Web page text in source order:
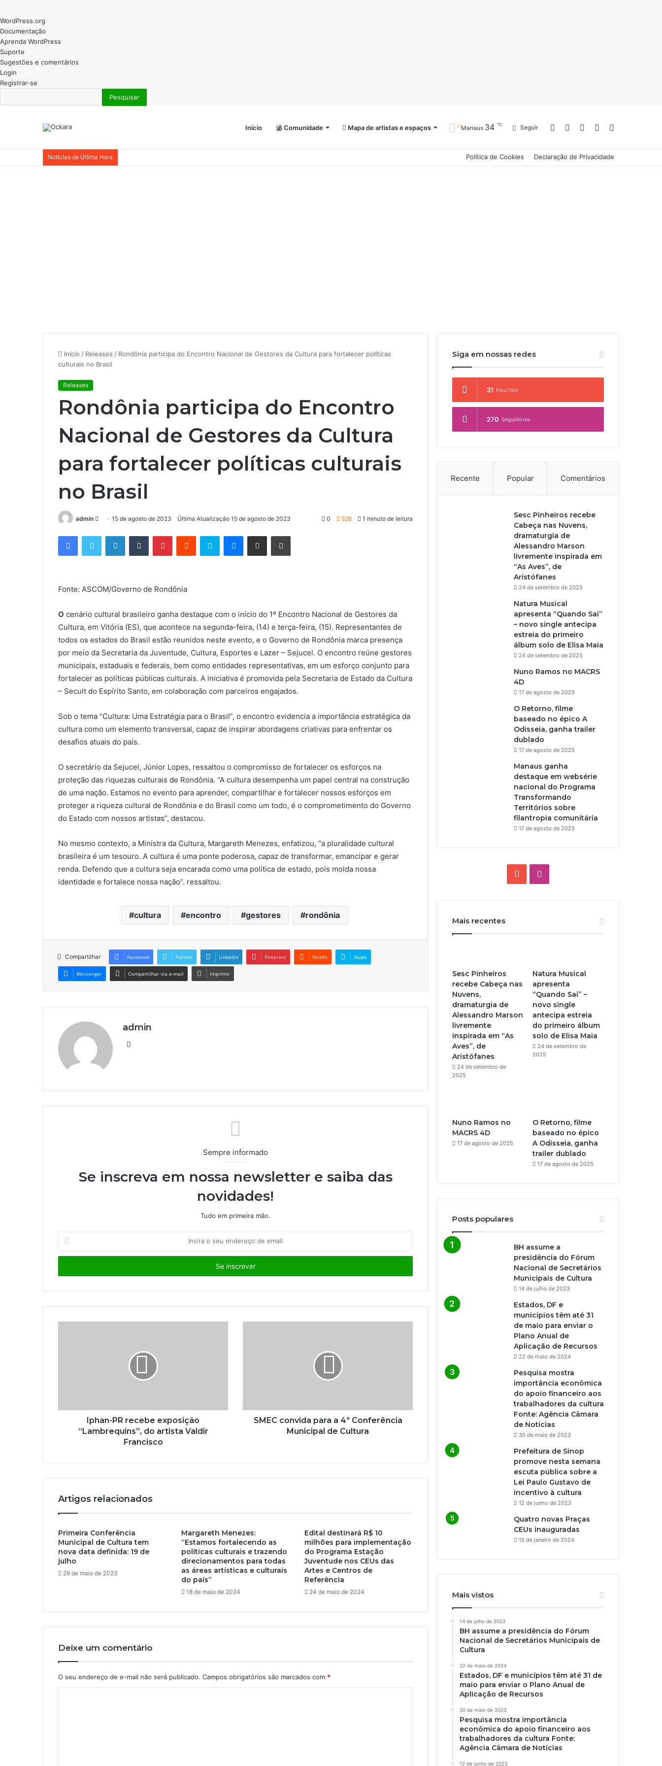
Sobre
o
WordPress
WordPress.org
Documentação
Aprenda WordPress
Suporte
Sugestões e comentários
Login
Registrar-se
Pesquisar
Início Comunidade Mapa de artistas e espaços Switch
Barra
Artigo
Entrar
Seguir
Manaus 34 ℃
Notícias de Última Hora Política de Cookies Declaração de Privacidade
Início / Releases / Rondônia participa do Encontro Nacional de Gestores da Cultura para fortalecer políticas
culturais no Brasil
Releases
Rondônia participa do Encontro
Nacional de Gestores da Cultura
para fortalecer políticas culturais
no Brasil
admin
d
m
-
m
a
15 de agosto de 2023 Última Atualização 15 de agosto de 2023 0 526 1 minuto de leitura
Fonte: ASCOM/Governo de Rondônia
O cenário cultural brasileiro ganha destaque com o início do 1º Encontro Nacional de Gestores da
Cultura, em Vitória (ES), que acontece na segunda-feira, (14) e terça-feira, (15). Representantes de
todos os estados do Brasil estão reunidos neste evento, e o Governo de Rondônia marca presença
por meio da Secretaria da Juventude, Cultura, Esportes e Lazer – Sejucel. O encontro reúne gestores
municipais, estaduais e federais, bem como entidades representativas, em um esforço conjunto para
fortalecer as políticas públicas culturais. A iniciativa é promovida pela Secretaria de Estado da Cultura
– Secult do Espírito Santo, em colaboração com parceiros engajados.
Sob o tema “Cultura: Uma Estratégia para o Brasil”, o encontro evidencia a importância estratégica da
cultura como um elemento transversal, capaz de inspirar abordagens criativas para enfrentar os
desafios atuais do país.
O secretário da Sejucel, Júnior Lopes, ressaltou o compromisso de fortalecer os esforços na
proteção das riquezas culturais de Rondônia. “A cultura desempenha um papel central na construção
de uma nação. Estamos no evento para aprender, compartilhar e fortalecer nossos esforços em
proteger a riqueza cultural de Rondônia e do Brasil como um todo, é o comprometimento do Governo
do Estado com nossos artistas”, destacou.
No mesmo contexto, a Ministra da Cultura, Margareth Menezes, enfatizou, “a pluralidade cultural
brasileira é um tesouro. A cultura é uma ponte poderosa, capaz de transformar, emancipar e gerar
renda. Defendo que a cultura seja encarada como uma política de estado, pois molda nossa
identidade e fortalece nossa nação”. ressaltou.
cultura encontro gestores rondônia
Compartilhar Facebook Twitter Linkedin Pinterest Reddit Skype
Messenger Compartilhar via e-mail Imprimir
admin
Sempre informado
Se inscreva em nossa newsletter e saiba das
novidades!
Tudo em primeira mão.
s
r
s
o
a
Iphan-PR recebe exposição
“Lambrequins”, do artista Valdir
Francisco
SMEC convida para a 4ª Conferência
Municipal de Cultura
Artigos relacionados
Primeira Conferência
Municipal de Cultura tem
nova data definida: 19 de
julho
29 de maio de 2023
Margareth Menezes:
“Estamos fortalecendo as
políticas culturais e trazendo
direcionamentos para todas
as áreas artísticas e culturais
do país”
18 de maio de 2024
Edital destinará R$ 10
milhões para implementação
do Programa Estação
Juventude nos CEUs das
Artes e Centros de
Referência
24 de maio de 2024
Deixe um comentário
O seu endereço de e-mail não será publicado. Campos obrigatórios são marcados com *
Siga em nossas redes
31 Inscritos
270 Seguidores
Recente Popular Comentários
Sesc Pinheiros recebe
Cabeça nas Nuvens,
dramaturgia de
Alessandro Marson
livremente inspirada em
“As Aves”, de
Aristófanes
24 de setembro de 2025
Natura Musical
apresenta “Quando Sai”
– novo single antecipa
estreia do primeiro
álbum solo de Elisa Maia
24 de setembro de 2025
Nuno Ramos no MACRS
4D
17 de agosto de 2025
O Retorno, filme
baseado no épico A
Odisseia, ganha trailer
dublado
17 de agosto de 2025
Manaus ganha
destaque em websérie
nacional do Programa
Transformando
Territórios sobre
filantropia comunitária
17 de agosto de 2025
T
t
g
r
a
m
Mais recentes
Sesc Pinheiros
recebe Cabeça nas
Nuvens,
dramaturgia de
Alessandro Marson
livremente
inspirada em “As
Aves”, de
Aristófanes
24 de setembro de
2025
Natura Musical
apresenta
“Quando Sai” –
novo single
antecipa estreia
do primeiro álbum
solo de Elisa Maia
24 de setembro de
2025
Nuno Ramos no
MACRS 4D
17 de agosto de 2025
O Retorno, filme
baseado no épico
A Odisseia, ganha
trailer dublado
17 de agosto de 2025
Posts populares
BH assume a
presidência do Fórum
Nacional de Secretários
Municipais de Cultura
14 de julho de 2023
Estados, DF e
municípios têm até 31
de maio para enviar o
Plano Anual de
Aplicação de Recursos
22 de maio de 2024
Pesquisa mostra
importância econômica
do apoio financeiro aos
trabalhadores da cultura
Fonte: Agência Câmara
de Notícias
30 de maio de 2023
Prefeitura de Sinop
promove nesta semana
escuta pública sobre a
Lei Paulo Gustavo de
incentivo à cultura
12 de junho de 2023
Quatro novas Praças
CEUs inauguradas
12 de janeiro de 2024
Mais vistos
14 de julho de 2023
BH assume a presidência do Fórum
Nacional de Secretários Municipais de
Cultura
22 de maio de 2024
Estados, DF e municípios têm até 31 de
maio para enviar o Plano Anual de
Aplicação de Recursos
30 de maio de 2023
Pesquisa mostra importância
econômica do apoio financeiro aos
trabalhadores da cultura Fonte:
Agência Câmara de Notícias
12 de junho de 2023